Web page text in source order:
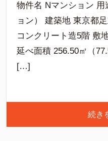
物件名 Nマンション
ョン） 建築地 東京都
コンクリート造5階 敷
延べ面積 256.50㎡（
[…]
続き